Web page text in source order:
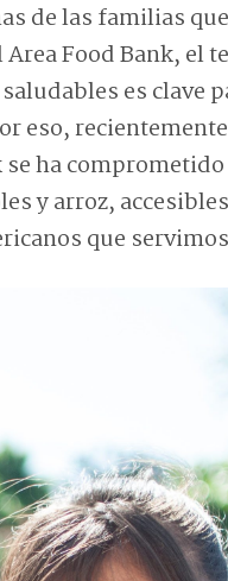
de las familias
Food Bank, el
es clave
eso,
se ha
y arroz,
que